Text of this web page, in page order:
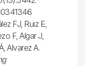
FJ, Ruiz E,
F, Algar J,
Alvarez A.